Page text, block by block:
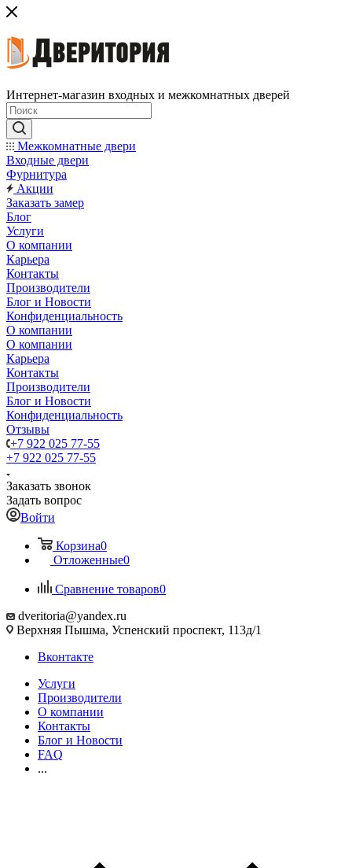
Интернет-магазин входных и межкомнатных дверей
Межкомнатные двери
Входные двери
Фурнитура
Акции
Заказать замер
Блог
Услуги
О компании
Карьера
Контакты
Производители
Блог и Новости
Конфиденциальность
О компании
О компании
Карьера
Контакты
Производители
Блог и Новости
Конфиденциальность
Отзывы
+7 922 025 77-55
+7 922 025 77-55
Заказать звонок
Задать вопрос
Войти
Корзина0
Отложенные0
Сравнение товаров0
dveritoria@yandex.ru
Верхняя Пышма, Успенский проспект, 113д/1
Вконтакте
Услуги
Производители
О компании
Контакты
Блог и Новости
FAQ
...